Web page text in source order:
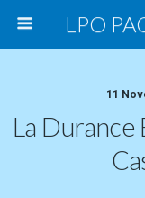
11
La Durance